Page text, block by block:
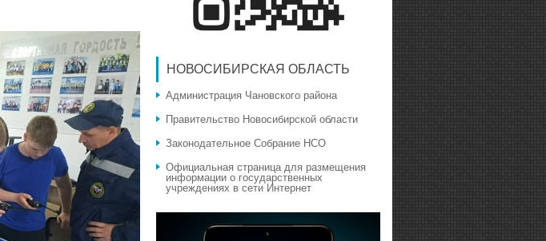
НОВОСИБИРСКАЯ ОБЛАСТЬ
Администрация Чановского района
Правительство Новосибирской области
Законодательное Собрание НСО
Официальная страница для размещения
информации о государственных
учреждениях в сети Интернет